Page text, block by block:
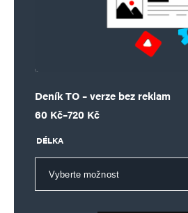
Deník TO – verze bez reklam
60 Kč–720 Kč
Rozpětí cen: 60 Kč až 720 Kč
DÉLKA